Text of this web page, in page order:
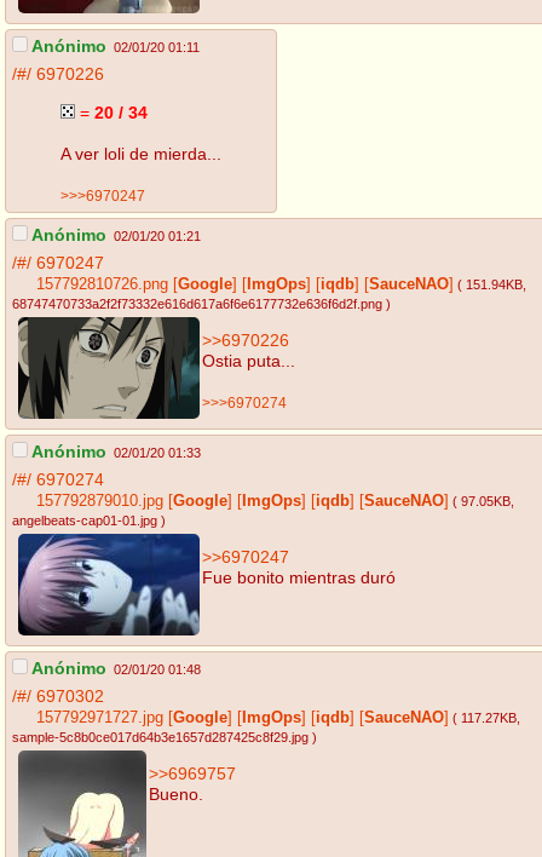
Anónimo 02/01/20 01:11
/#/ 6970226
= 20 / 34
A ver loli de mierda...
>>>6970247
Anónimo 02/01/20 01:21
/#/ 6970247
157792810726.png Google ImgOps iqdb SauceNAO ( 151.94KB
68747470733a2f2f73332e616d617a6f6e6177732e636f6d2f.png )
>>6970226
Ostia puta...
>>>6970274
Anónimo 02/01/20 01:33
/#/ 6970274
157792879010.jpg Google ImgOps iqdb SauceNAO ( 97.05KB
angelbeats-cap01-01.jpg )
>>6970247
Fue bonito mientras duró
Anónimo 02/01/20 01:48
/#/ 6970302
157792971727.jpg Google ImgOps iqdb SauceNAO ( 117.27KB
sample-5c8b0ce017d64b3e1657d287425c8f29.jpg )
>>6969757
Bueno.